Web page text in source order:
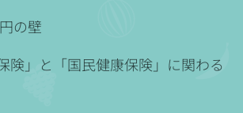
の壁
険」と「国民健康保険」に関わる